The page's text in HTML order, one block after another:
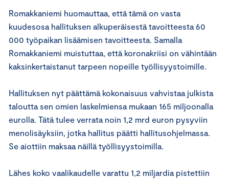
Romakkaniemi huomauttaa, että tämä on vasta
kuudesosa hallituksen alkuperäisestä tavoitteesta 60
000 työpaikan lisäämisen tavoitteesta. Samalla
Romakkaniemi muistuttaa, että koronakriisi on vähintään
kaksinkertaistanut tarpeen nopeille työllisyystoimille.
Hallituksen nyt päättämä kokonaisuus vahvistaa julkista
taloutta sen omien laskelmiensa mukaan 165 miljoonalla
eurolla. Tätä tulee verrata noin 1,2 mrd euron pysyviin
menolisäyksiin, jotka hallitus päätti hallitusohjelmassa.
Se aiottiin maksaa näillä työllisyystoimilla.
Lähes koko vaalikaudelle varattu 1,2 miljardia pistettiin